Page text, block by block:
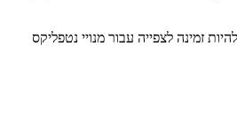
להיות זמינה לצפייה עבור מנויי נטפליקס